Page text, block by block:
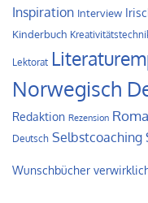
Inspiration Interview
Kinderbuch
Lektorat
Norwegisch
Redaktion Rezension
Deutsch Selbstcoaching
Wunschbücher